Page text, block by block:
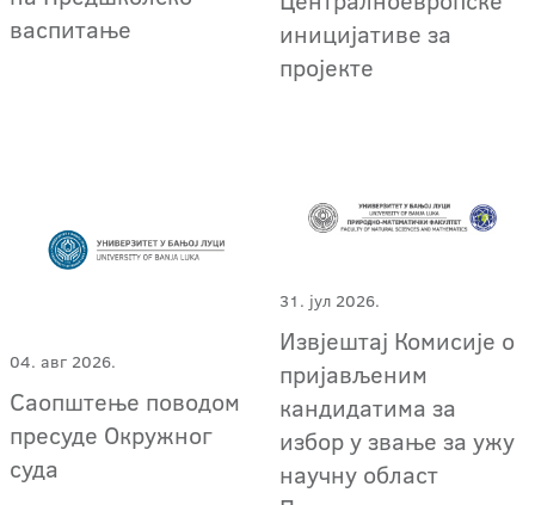
васпитање
иницијативе за
пројекте
04. авг 2026.
Саопштење поводом
пресуде Окружног
суда
31. јул 2026.
Извјештај Комисије о
пријављеним
кандидатима за
избор у звање за ужу
научну област